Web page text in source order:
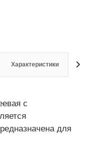
Характеристики
с
для